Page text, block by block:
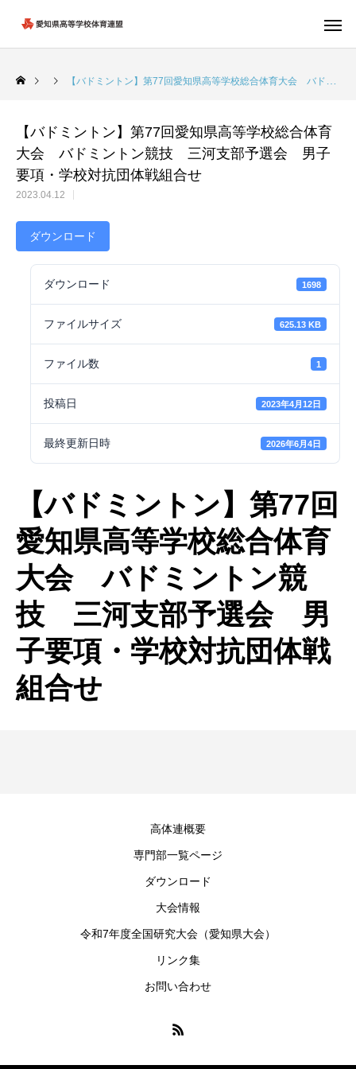
【バドミントン】第77回愛知県高等学校総合体育大会 バドミントン競技 三河支部予選会 男子要項・学校対抗団体戦組合せ
【バドミントン】第77回愛知県高等学校総合体育
大会 バドミントン競技 三河支部予選会 男子
要項・学校対抗団体戦組合せ
2023.04.12
ダウンロード
ダウンロード 1698
ファイルサイズ 625.13 KB
ファイル数 1
投稿日 2023年4月12日
最終更新日時 2026年6月4日
【バドミントン】第77回
愛知県高等学校総合体育
大会 バドミントン競
技 三河支部予選会 男
子要項・学校対抗団体戦
組合せ
高体連概要
専門部一覧ページ
ダウンロード
大会情報
令和7年度全国研究大会（愛知県大会）
リンク集
お問い合わせ